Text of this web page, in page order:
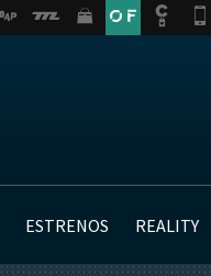
ESTRENOS REALITY